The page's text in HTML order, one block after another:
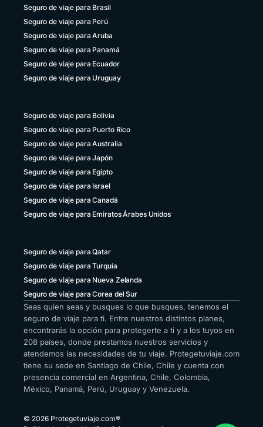
Seguro de viaje para Brasil
Seguro de viaje para Perú
Seguro de viaje para Aruba
Seguro de viaje para Panamá
Seguro de viaje para Ecuador
Seguro de viaje para Uruguay
Seguro de viaje para Bolivia
Seguro de viaje para Puerto Rico
Seguro de viaje para Australia
Seguro de viaje para Japón
Seguro de viaje para Egipto
Seguro de viaje para Israel
Seguro de viaje para Canadá
Seguro de viaje para Emiratos Árabes Unidos
Seguro de viaje para Qatar
Seguro de viaje para Turquía
Seguro de viaje para Nueva Zelanda
Seguro de viaje para Corea del Sur
Seas quien seas y busques lo que busques, tenemos el
seguro de viaje para ti. Entre nuestros distintos planes,
encontrarás la opción para protegerte a ti y a los tuyos en
208 países, donde prestamos nuestros servicios y
atendemos las necesidades de tu viaje. Protegetuviaje.com
tiene su sede en Santiago de Chile, Chile y cuenta con
presencia comercial en Argentina, Chile, Colombia,
México, Panamá, Perú, Uruguay y Venezuela.
© 2026 Protegetuviaje.com®